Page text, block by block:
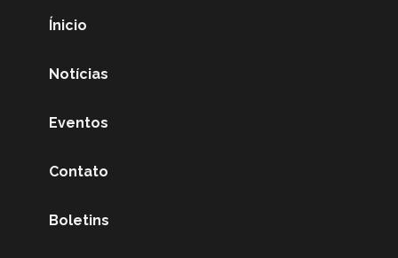
Ínicio
Notícias
Eventos
Contato
Boletins